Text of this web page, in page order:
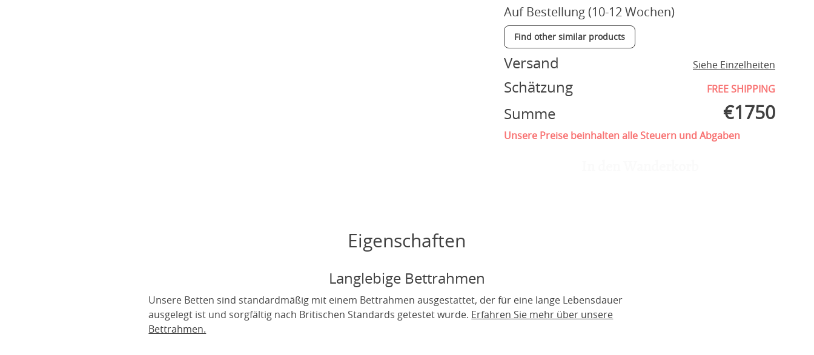
Auf Bestellung (10-12 Wochen)
Find other similar products
Versand Siehe Einzelheiten
Schätzung FREE SHIPPING
Summe €1750
Unsere Preise beinhalten alle Steuern und Abgaben
Eigenschaften
Langlebige Bettrahmen
Unsere Betten sind standardmäßig mit einem Bettrahmen ausgestattet, der für eine lange Lebensdauer
ausgelegt ist und sorgfältig nach Britischen Standards getestet wurde. Erfahren Sie mehr über unsere
Bettrahmen.